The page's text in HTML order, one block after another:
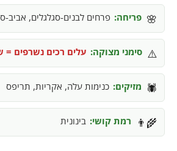
🌸 פריחה: פרחים לבנים-סגלגלים, אביב-
⚠️ סימני מצוקה: עלים רכים נשרפים
🕷️ מזיקים: כנימות עלה, אקריות, תריפס
👨‍🌾 רמת קושי: בינונית